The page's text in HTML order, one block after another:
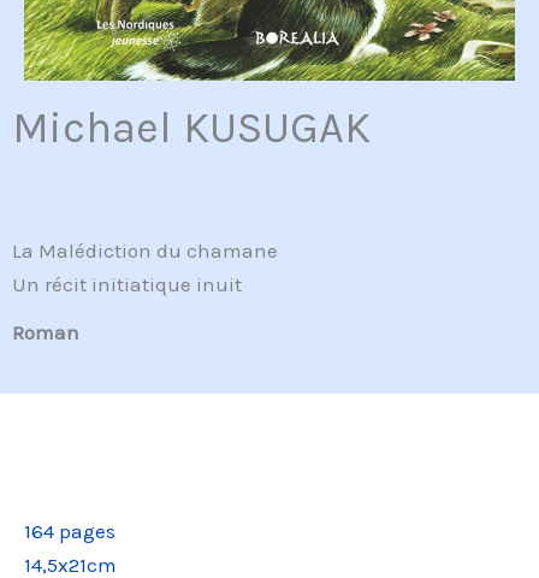
Michael KUSUGAK
La Malédiction du chamane
Un récit initiatique inuit
Roman
164 pages
14,5x21cm